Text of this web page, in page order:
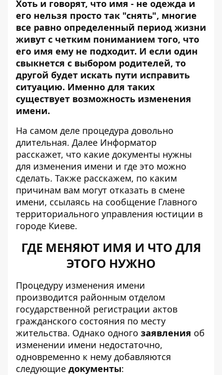
Хоть и говорят, что имя - не одежда и
его нельзя просто так "снять", многие
все равно определенный период жизни
живут с четким пониманием того, что
его имя ему не подходит. И если один
свыкнется с выбором родителей, то
другой будет искать пути исправить
ситуацию. Именно для таких
существует возможность изменения
имени.
На самом деле процедура довольно
длительная. Далее Информатор
расскажет, что какие документы нужны
для изменения имени и где это можно
сделать. Также расскажем, по каким
причинам вам могут отказать в смене
имени, ссылаясь на сообщение Главного
территориального управления юстиции в
городе Киеве.
ГДЕ МЕНЯЮТ ИМЯ И ЧТО ДЛЯ
ЭТОГО НУЖНО
Процедуру изменения имени
производится районным отделом
государственной регистрации актов
гражданского состояния по месту
жительства. Однако одного заявления об
изменении имени недостаточно,
одновременно к нему добавляются
следующие документы: